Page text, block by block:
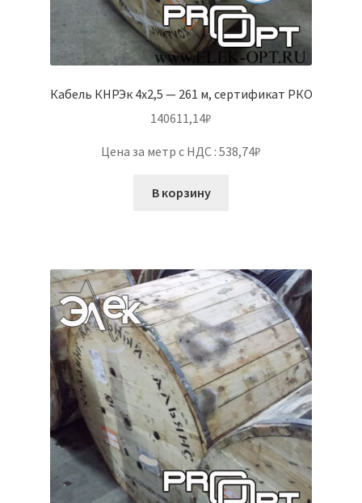
Кабель КНРЭк 4х2,5 — 261 м, сертификат РКО
140611,14₽
Цена за метр с НДС : 538,74₽
В корзину